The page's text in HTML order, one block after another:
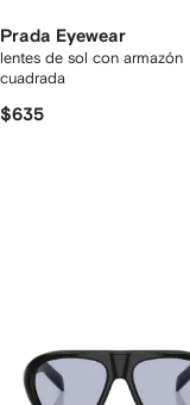
Prada Eyewear
lentes de sol con armazón
cuadrada
$635